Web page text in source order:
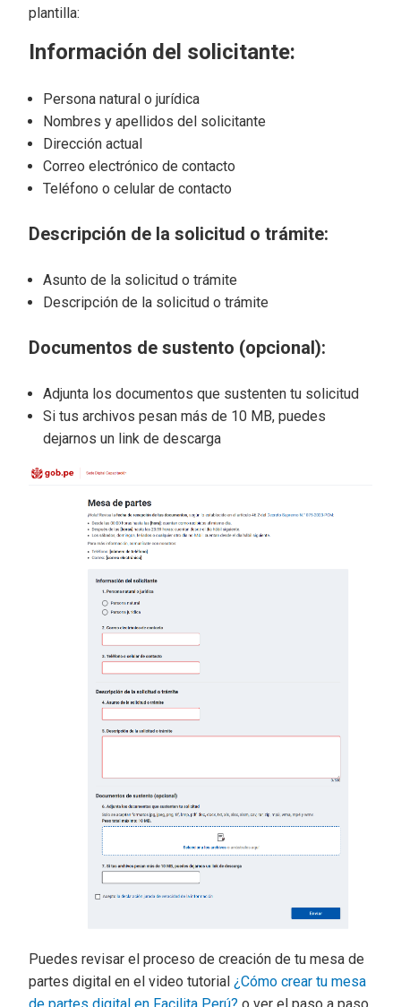
plantilla:
Información del solicitante:
Persona natural o jurídica
Nombres y apellidos del solicitante
Dirección actual
Correo electrónico de contacto
Teléfono o celular de contacto
Descripción de la solicitud o trámite:
Asunto de la solicitud o trámite
Descripción de la solicitud o trámite
Documentos de sustento (opcional):
Adjunta los documentos que sustenten tu solicitud
Si tus archivos pesan más de 10 MB, puedes
dejarnos un link de descarga
Puedes revisar el proceso de creación de tu mesa de
partes digital en el video tutorial ¿Cómo crear tu mesa